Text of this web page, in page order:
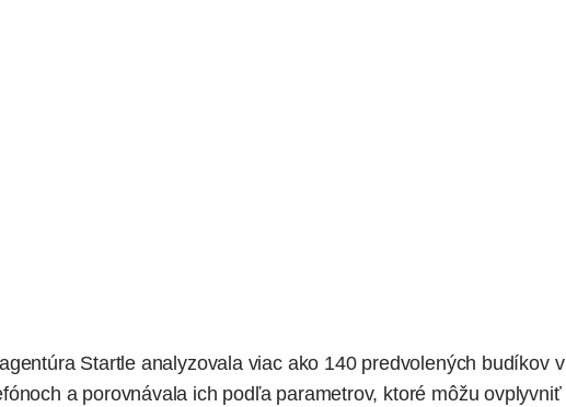
Startle analyzovalaviac ako 140 predvolených budíkov v
a porovnávala ich podľa parametrov, ktoré môžu ovplyvniť